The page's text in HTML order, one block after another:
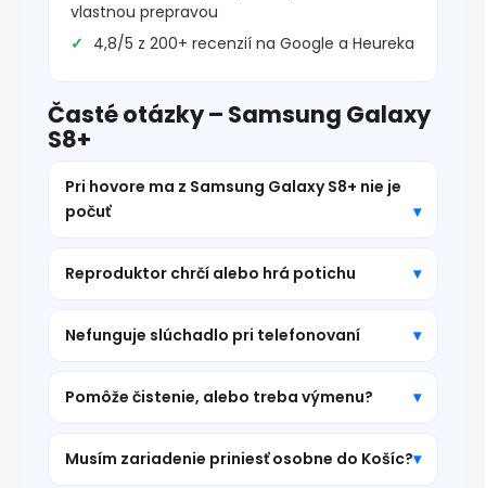
vlastnou prepravou
4,8/5 z 200+ recenzií na Google a Heureka
Časté otázky – Samsung Galaxy
S8+
Pri hovore ma z Samsung Galaxy S8+ nie je
počuť
Reproduktor chrčí alebo hrá potichu
Nefunguje slúchadlo pri telefonovaní
Pomôže čistenie, alebo treba výmenu?
Musím zariadenie priniesť osobne do Košíc?